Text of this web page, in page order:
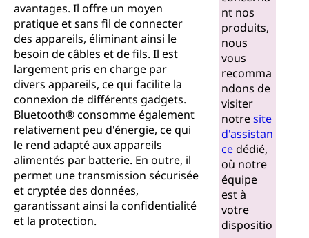
avantages. Il offre un moyen
pratique et sans fil de connecter
des appareils, éliminant ainsi le
besoin de câbles et de fils. Il est
largement pris en charge par
divers appareils, ce qui facilite la
connexion de différents gadgets.
Bluetooth® consomme également
relativement peu d'énergie, ce qui
le rend adapté aux appareils
alimentés par batterie. En outre, il
permet une transmission sécurisée
et cryptée des données,
garantissant ainsi la confidentialité
et la protection.
nt nos
produits,
nous
vous
recomma
ndons de
visiter
notresite
d'assistan
cedédié,
où notre
équipe
est à
votre
dispositio